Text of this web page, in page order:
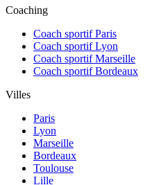
Coaching
Coach sportif Paris
Coach sportif Lyon
Coach sportif Marseille
Coach sportif Bordeaux
Villes
Paris
Lyon
Marseille
Bordeaux
Toulouse
Lille